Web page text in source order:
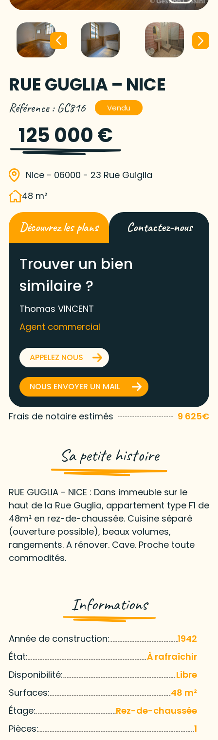
RUE GUGLIA – NICE
Référence : GC816 Vendu
125 000 €
Nice - 06000 - 23 Rue Guiglia
48 m²
Découvrez les plans Contactez-nous
Trouver un bien
similaire ?
Thomas VINCENT
Agent commercial
APPELEZ NOUS
NOUS ENVOYER UN MAIL
Frais de notaire estimés 9 625€
Sa petite histoire
RUE GUGLIA - NICE : Dans immeuble sur le
haut de la Rue Guglia, appartement type F1 de
48m² en rez-de-chaussée. Cuisine séparé
(ouverture possible), beaux volumes,
rangements. A rénover. Cave. Proche toute
commodités.
Informations
Année de construction:
1942
État:
À rafraîchir
Disponibilité:
Libre
Surfaces:
48 m²
Étage:
Rez-de-chaussée
Pièces:
1